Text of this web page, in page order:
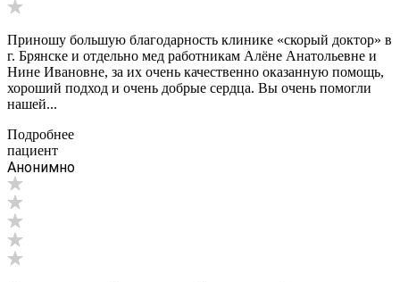
Приношу большую благодарность клинике «скорый доктор» в
г. Брянске и отдельно мед работникам Алёне Анатольевне и
Нине Ивановне, за их очень качественно оказанную помощь,
хороший подход и очень добрые сердца. Вы очень помогли
нашей...
Подробнее
пациент
Анонимно